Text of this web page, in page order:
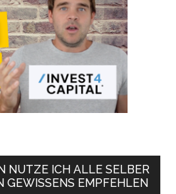
NUTZE ICH ALLE SELBER
GEWISSENS EMPFEHLEN